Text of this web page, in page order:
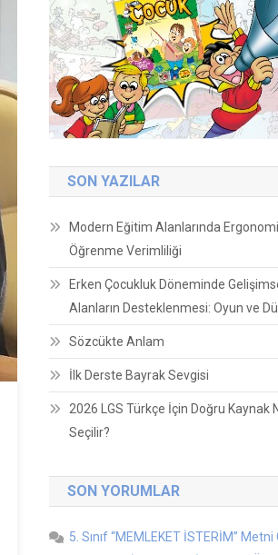
SON YAZILAR
Modern Eğitim Alanlarında
Öğrenme Verimliliği
Erken Çocukluk Döneminde
Alanların Desteklenmesi: Oyun ve
Sözcükte Anlam
İlk Derste Bayrak Sevgisi
2026 LGS Türkçe İçin Doğru Kaynak
Seçilir?
SON YORUMLAR
5. Sınıf “MEMLEKET İSTERİM”